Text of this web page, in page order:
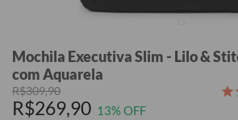
Mochila Executiva Slim - Lilo &
com Aquarela
R$309,90
R$269,90 13% OFF